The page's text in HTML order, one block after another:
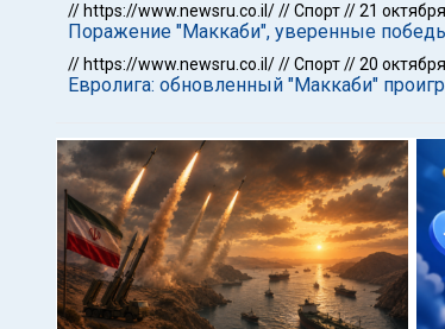
// https://www.newsru.co.il///Спорт//21
Поражение "Маккаби", уверенные
// https://www.newsru.co.il///Спорт//20
Евролига: обновленный "Маккаби"